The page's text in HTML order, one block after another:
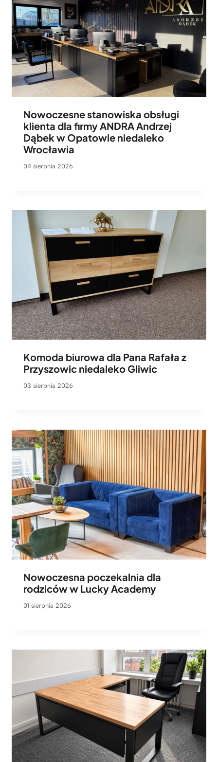
Nowoczesne stanowiska obsługi
klienta dla firmy ANDRA Andrzej
Dąbek w Opatowie niedaleko
Wrocławia
04 sierpnia 2026
Komoda biurowa dla Pana Rafała z
Przyszowic niedaleko Gliwic
03 sierpnia 2026
Nowoczesna poczekalnia dla
rodziców w Lucky Academy
01 sierpnia 2026